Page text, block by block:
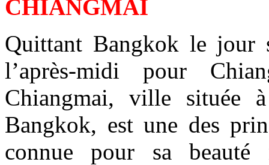
CHIANGMAI
Quittant Bangkok le jour
l’après-midi pour
Chiangmai, ville située
Bangkok, est une des
connue pour sa